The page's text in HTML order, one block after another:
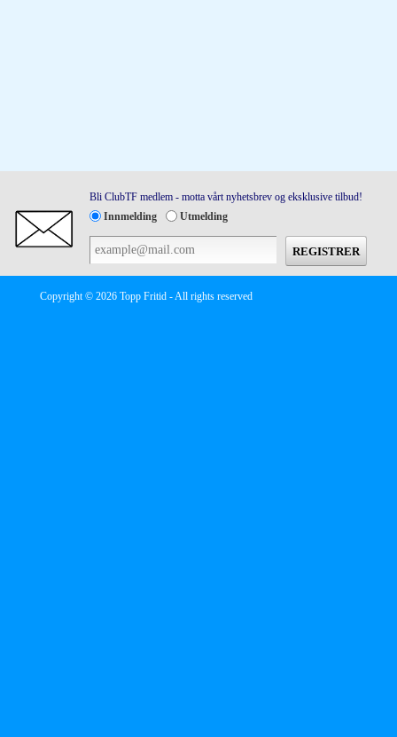
Bli ClubTF medlem - motta vårt nyhetsbrev og eksklusive tilbud!
Innmelding
Utmelding
Copyright © 2026 Topp Fritid - All rights reserved